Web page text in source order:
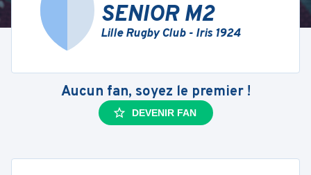
SENIOR M2
Lille Rugby Club - Iris 1924
Aucun fan, soyez le premier !
DEVENIR FAN